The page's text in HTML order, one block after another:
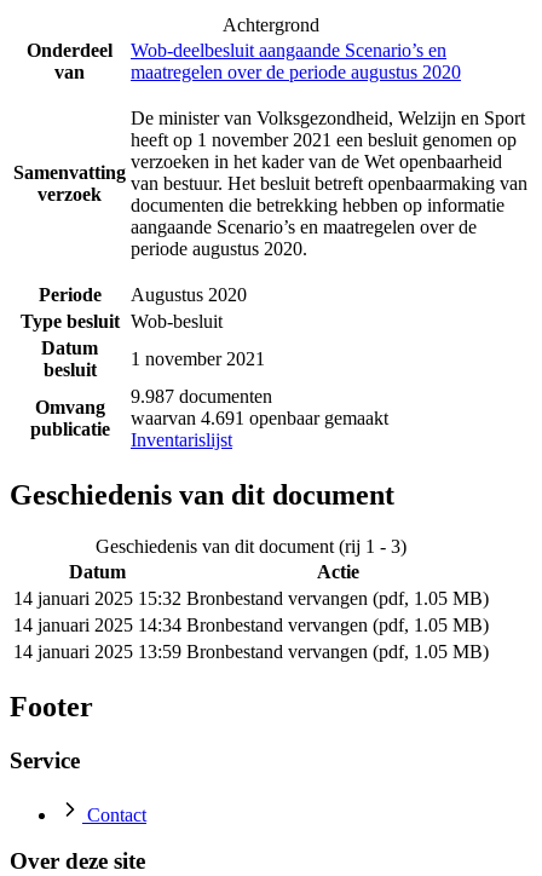
Achtergrond
Onderdeel
van
Wob-deelbesluit aangaande Scenario’s en
maatregelen over de periode augustus 2020
Samenvatting
verzoek
De minister van Volksgezondheid, Welzijn en Sport
heeft op 1 november 2021 een besluit genomen op
verzoeken in het kader van de Wet openbaarheid
van bestuur. Het besluit betreft openbaarmaking van
documenten die betrekking hebben op informatie
aangaande Scenario’s en maatregelen over de
periode augustus 2020.
Periode
Augustus 2020
Type besluit Wob-besluit
Datum
besluit
1 november 2021
Omvang
publicatie
9.987 documenten
waarvan 4.691 openbaar gemaakt
Inventarislijst
Geschiedenis van dit document
Geschiedenis van dit document (rij 1 - 3)
Datum
Actie
14 januari 2025 15:32 Bronbestand vervangen (pdf, 1.05 MB)
14 januari 2025 14:34 Bronbestand vervangen (pdf, 1.05 MB)
14 januari 2025 13:59 Bronbestand vervangen (pdf, 1.05 MB)
Footer
Service
Contact
Over deze site